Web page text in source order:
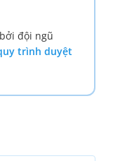
đội ngũ
trình duyệt